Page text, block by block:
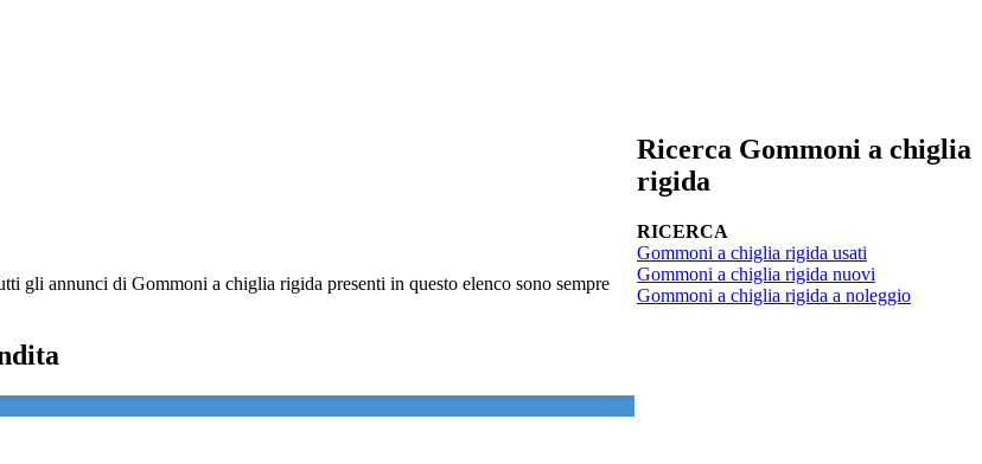
gli annunci di Gommoni a chiglia rigida presenti in questo elenco sono sempre
Ricerca Gommoni a chiglia
rigida
RICERCA
Gommoni a chiglia rigida usati
Gommoni a chiglia rigida nuovi
Gommoni a chiglia rigida a noleggio